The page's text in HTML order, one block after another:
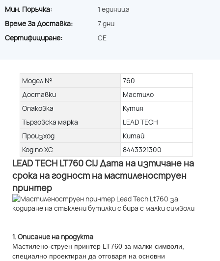
Мин. Поръчка:
1 единица
Време За Доставка:
7 дни
Сертифициране:
CE
Модел №
760
Доставки
Мастило
Опаковка
Кутия
Търговска марка
LEAD TECH
Произход
Китай
Код по ХС
8443321300
LEAD TECH LT760 CIJ Дата на изтичане на
срока на годност на мастиленоструен
принтер
1. Описание на продукта
Мастилено-струен принтер LT760 за малки символи,
специално проектиран да отговаря на основни